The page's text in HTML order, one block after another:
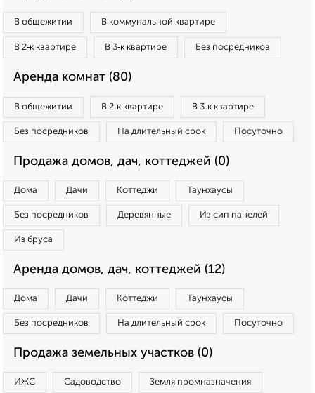
В общежитии В коммунальной квартире
В 2‑к квартире В 3‑к квартире Без посредников
Аренда комнат (80)
В общежитии В 2‑к квартире В 3‑к квартире
Без посредников На длительный срок Посуточно
Продажа домов, дач, коттеджей (0)
Дома Дачи Коттеджи Таунхаусы
Без посредников Деревянные Из сип панелей
Из бруса
Аренда домов, дач, коттеджей (12)
Дома Дачи Коттеджи Таунхаусы
Без посредников На длительный срок Посуточно
Продажа земельных участков (0)
ИЖС Садоводство Земля промназначения